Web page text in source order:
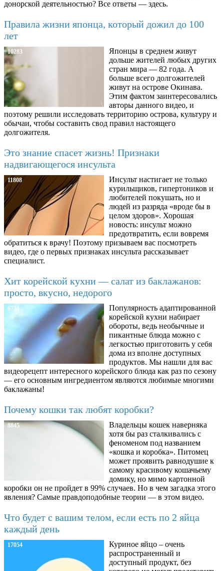
донорской деятельностью? Все ответы — здесь.
Правила жизни японца, который дожил до 100
лет
10283
Японцы в среднем живут
дольше жителей любых других
стран мира — 82 года. А
больше всего долгожителей
живут на острове Окинава.
Этим фактом заинтересовались
авторы данного видео, и
поэтому решили исследовать территорию острова, культуру и
обычаи, чтобы составить свод правил настоящего
долгожителя.
Это знание спасет жизнь! Признаки
надвигающегося инсульта
11808
Инсульт настигает не только
курильщиков, гипертоников и
любителей покушать, но и
людей из разряда «вроде бы в
целом здоров». Хорошая
новость: инсульт можно
предотвратить, если вовремя
обратиться к врачу! Поэтому призываем вас посмотреть
видео, где о первых признаках инсульта рассказывает
специалист.
Хит корейской кухни — салат из баклажанов:
просто, вкусно, недорого
6734
Популярность адаптированной
корейской кухни набирает
обороты, ведь необычные и
пикантные блюда можно с
легкостью приготовить у себя
дома из вполне доступных
продуктов. Мы нашли для вас
видеорецепт интересного корейского блюда как раз по сезону
— его основным ингредиентом являются любимые многими
баклажаны!
Почему кошки так любят коробки?
8845
Владельцы кошек наверняка
хотя бы раз сталкивались с
феноменом под названием
«кошка и коробка». Питомец
может проявить равнодушие к
самому красивому кошачьему
домику, но мимо картонной
коробки он не пройдет в 99% случаев. Но в чем загадка этого
явления? Самые правдоподобные теории — в этом видео.
Что будет с вашим телом, если есть по 2 яйца
каждый день
17054
Куриное яйцо – очень
распространенный и
доступный продукт, без